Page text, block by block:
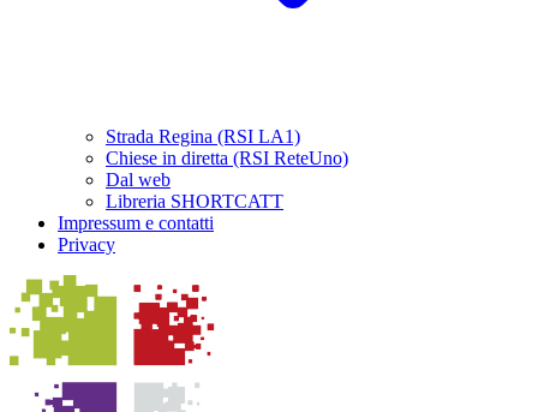
Strada Regina (RSI LA1)
Chiese in diretta (RSI ReteUno)
Dal web
Libreria SHORTCATT
Impressum e contatti
Privacy